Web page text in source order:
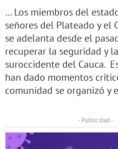
… Los miembros del
señores del Plateado y el
se adelanta desde el
recuperar la seguridad y
suroccidente del Cauca.
han dado momentos
comunidad se organizó y
- Publicidad -